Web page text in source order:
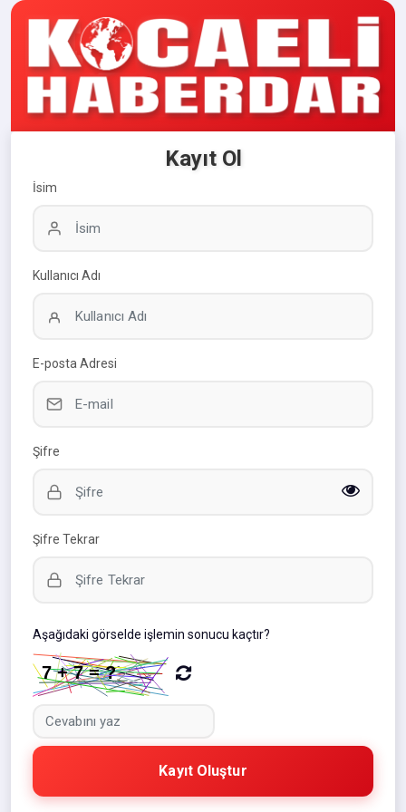
Kayıt Ol
İsim
Kullanıcı Adı
E-posta Adresi
Şifre
Şifre Tekrar
Aşağıdaki görselde işlemin sonucu kaçtır?
Kayıt Oluştur